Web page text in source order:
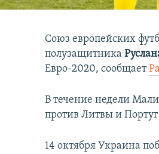
Союз европейских
полузащитника
Евро-2020, сообщает
В течение недели
против Литвы и
14 октября Украина